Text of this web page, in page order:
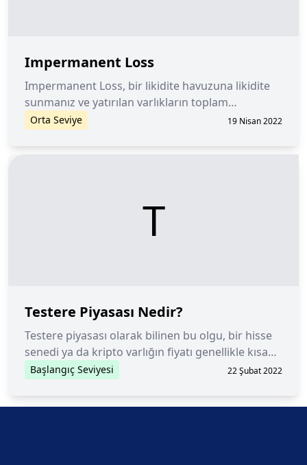
Impermanent Loss
Impermanent Loss, bir likidite havuzuna likidite
sunmanız ve yatırılan varlıkların toplam
değerinin, zaman içinde düşmesi durumuna
Orta Seviye 19 Nisan 2022
T
Testere Piyasası Nedir?
Testere piyasası olarak bilinen bu olgu, bir hisse
senedi ya da kripto varlığın fiyatı genellikle kısa
bir süre içinde yön değiştirdiğinde ortaya çıkar.
Başlangıç Seviyesi 22 Şubat 2022